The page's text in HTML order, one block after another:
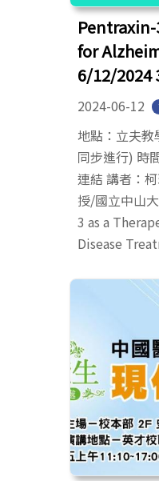
for
6/12/2024
2024-06-12
地點：立夫
同步進行) 時
連結 講者：
授/國立中山
3 as a
Disease